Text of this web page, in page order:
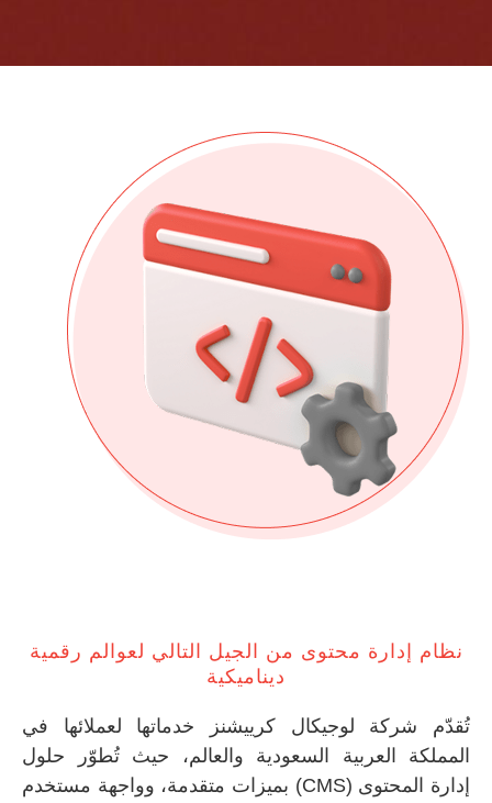
إدارة محتوى من الجيل التالي لعوالم رقمية
ديناميكية
شركة لوجيكال كرييشنز خدماتها لعملائها في
العربية السعودية والعالم، حيث تُطوّر حلول
إدارة المحتوى (CMS) بميزات متقدمة، وواجهة مستخدم